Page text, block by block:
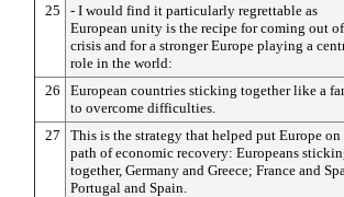
25
- I would find it particularly regrettable as
European unity is the recipe for coming out
crisis and for a stronger Europe playing a
role in the world:
26
European countries sticking together like a
to overcome difficulties.
27
This is the strategy that helped put Europe on
path of economic recovery: Europeans
together, Germany and Greece; France and
Portugal and Spain.